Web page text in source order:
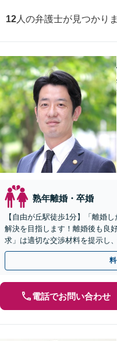
12 人の弁護士が見つかり
熟年離婚・卒婚
【自由が丘駅徒歩1分】「離婚
解決を目指します！離婚後も良
求」は適切な交渉材料を提示し
す。【完全個室／子連れ相談可
電話でお問い合わせ